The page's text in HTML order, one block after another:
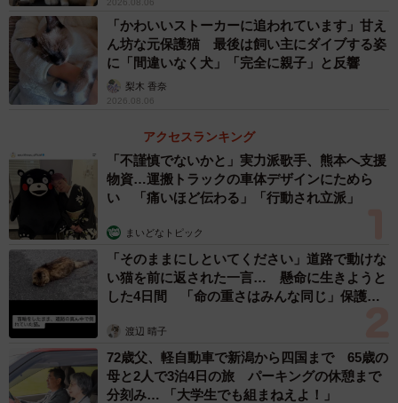
同会に設立時から携わる同大学の関道子教授は「日本の
嚥下調整食（介護食）は世界でもすごく進歩している」と
指摘し、海外への展開も思い描く。「お餅を食べると昔を
思い出すと話す人もいた。お祝いなどハレの場に取り入
れ、食の楽しさを感じてほしい」と話していた。
「タカシマフードファクトリー」のホームページなどか
ら注文できる。嚥下障害のある人が食べる場合、専門家へ
の相談や家族の試食を呼びかけている。
2026.08.06
「かわいいストーカーに追われています」甘え
ん坊な元保護猫 最後は飼い主にダイブする姿
に「間違いなく犬」「完全に親子」と反響
梨木 香奈
2026.08.06
アクセスランキング
「不謹慎でないかと」実力派歌手、熊本へ支援
物資…運搬トラックの車体デザインにためら
い 「痛いほど伝わる」「行動され立派」
まいどなトピック
「そのままにしといてください」道路で動けな
い猫を前に返された一言… 懸命に生きようと
した4日間 「命の重さはみんな同じ」保護団
渡辺 晴子
72歳父、軽自動車で新潟から四国まで 65歳の
母と2人で3泊4日の旅 パーキングの休憩まで
分刻み… 「大学生でも組まねえよ！」